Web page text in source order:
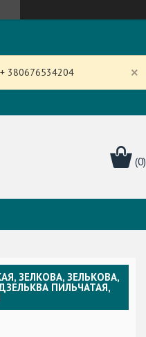
+ 380676534204
ЗЕЛКОВА, ЗЕЛЬКОВА,
ДЗЕЛЬКВА ПИЛЬЧАТАЯ,